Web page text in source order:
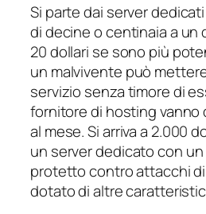
Si parte dai server
di decine o centinaia a un
20 dollari se sono più
un malvivente può
servizio senza timore di
fornitore di hosting vanno
al mese. Si arriva a 2.000
un server dedicato con
protetto contro attacchi
dotato di altre